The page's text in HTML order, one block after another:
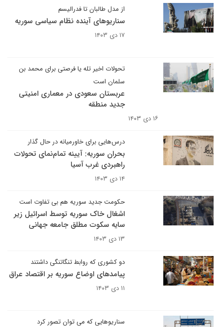
از مدل طالبان تا فدرالیسم
سناریوهای آینده نظام سیاسی سوریه
۱۷ دی ۱۴۰۳
تحولات اخیر تله یا فرصتی برای محمد بن
سلمان است
عربستان سعودی در معماری امنیتی
جدید منطقه
۱۶ دی ۱۴۰۳
درس‌هایی برای خاورمیانه در حال گذار
بحران سوریه: آیینه تمام‌نمای تحولات
راهبردی غرب آسیا
۱۴ دی ۱۴۰۳
حکومت جدید سوریه هم بی تفاوت است
اشغال خاک سوریه توسط اسرائیل زیر
سایه سکوت مطلق جامعه جهانی
۱۳ دی ۱۴۰۳
دو کشوری که روابط تنگاتنگی داشتند
پیامدهای اوضاع سوریه بر اقتصاد عراق
۱۱ دی ۱۴۰۳
سناریوهایی که می توان تصور کرد